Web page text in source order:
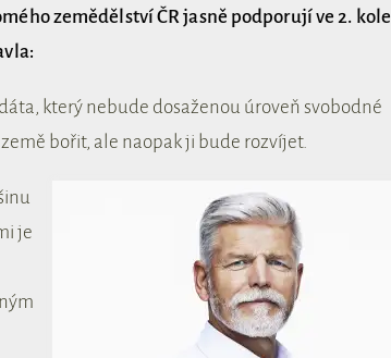
zemědělství ČR jasně podporují ve 2. kole
který nebude dosaženou úroveň svobodné
bořit, ale naopak ji bude rozvíjet.
je